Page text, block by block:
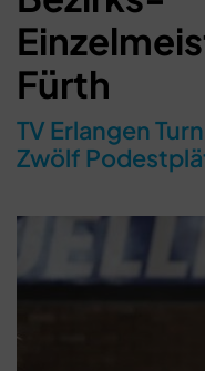
Fürth
TV Erlangen
Zwölf